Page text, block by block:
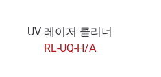
UV 레이저 클리너
RL-UQ-H/A